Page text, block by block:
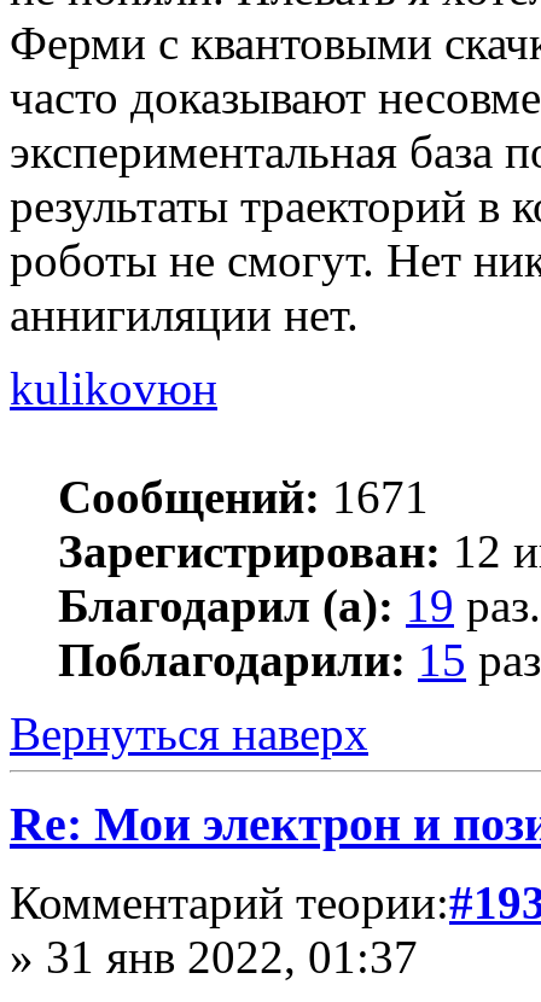
Ферми с квантовыми
часто доказывают
экспериментальная база
результаты траекторий в
роботы не смогут. Нет
аннигиляции нет.
kulikovюн
Сообщений: 1671
Зарегистрирован: 12
Благодарил (а): 19 раз.
Поблагодарили: 15
Вернуться наверх
Re: Мои электрон и
Комментарий теории:
» 31 янв 2022, 01:37